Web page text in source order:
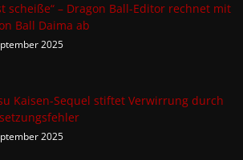
scheiße“ – Dragon Ball-Editor rechnet mit
Ball Daima ab
2025
Kaisen-Sequel stiftet Verwirrung durch
2025